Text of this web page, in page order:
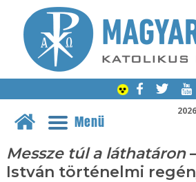
Menü
Messze túl a láthatáron
István történelmi